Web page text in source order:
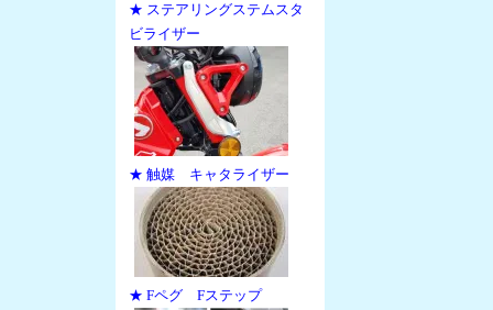
★ ステアリングステムスタ
ビライザー
★ 触媒 キャタライザー
★ Fペグ Fステップ